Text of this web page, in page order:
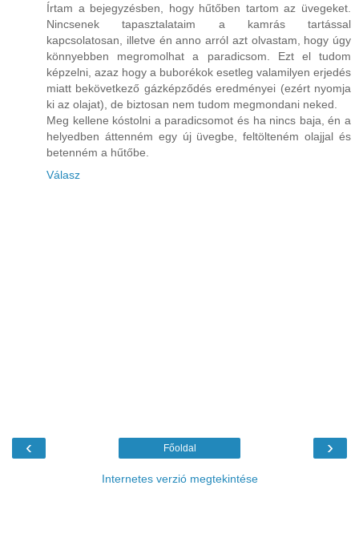
Írtam a bejegyzésben, hogy hűtőben tartom az üvegeket.
Nincsenek tapasztalataim a kamrás tartással
kapcsolatosan, illetve én anno arról azt olvastam, hogy úgy
könnyebben megromolhat a paradicsom. Ezt el tudom
képzelni, azaz hogy a buborékok esetleg valamilyen erjedés
miatt bekövetkező gázképződés eredményei (ezért nyomja
ki az olajat), de biztosan nem tudom megmondani neked.
Meg kellene kóstolni a paradicsomot és ha nincs baja, én a
helyedben áttenném egy új üvegbe, feltölteném olajjal és
betenném a hűtőbe.
Válasz
‹ ›
Főoldal
Internetes verzió megtekintése